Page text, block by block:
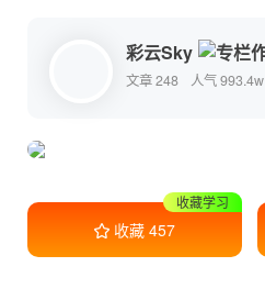
彩云Sky
文章 248 人气 993.4w
收藏 457
收藏学习